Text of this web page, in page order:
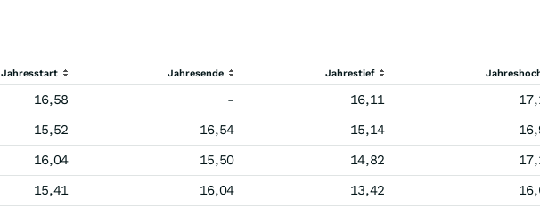
Jahresstart Jahresende Jahrestief
16,58 - 16,11
15,52 16,54 15,14
16,04 15,50 14,82
15,41 16,04 13,42